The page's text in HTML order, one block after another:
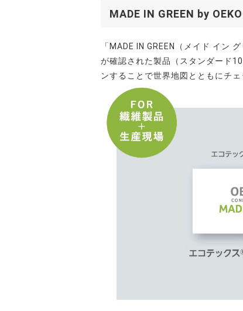
MADE IN GREEN by
「MADE IN GREEN（メイド イン
が確認された製品（スタンダード
ンすることで世界地図とともにチ